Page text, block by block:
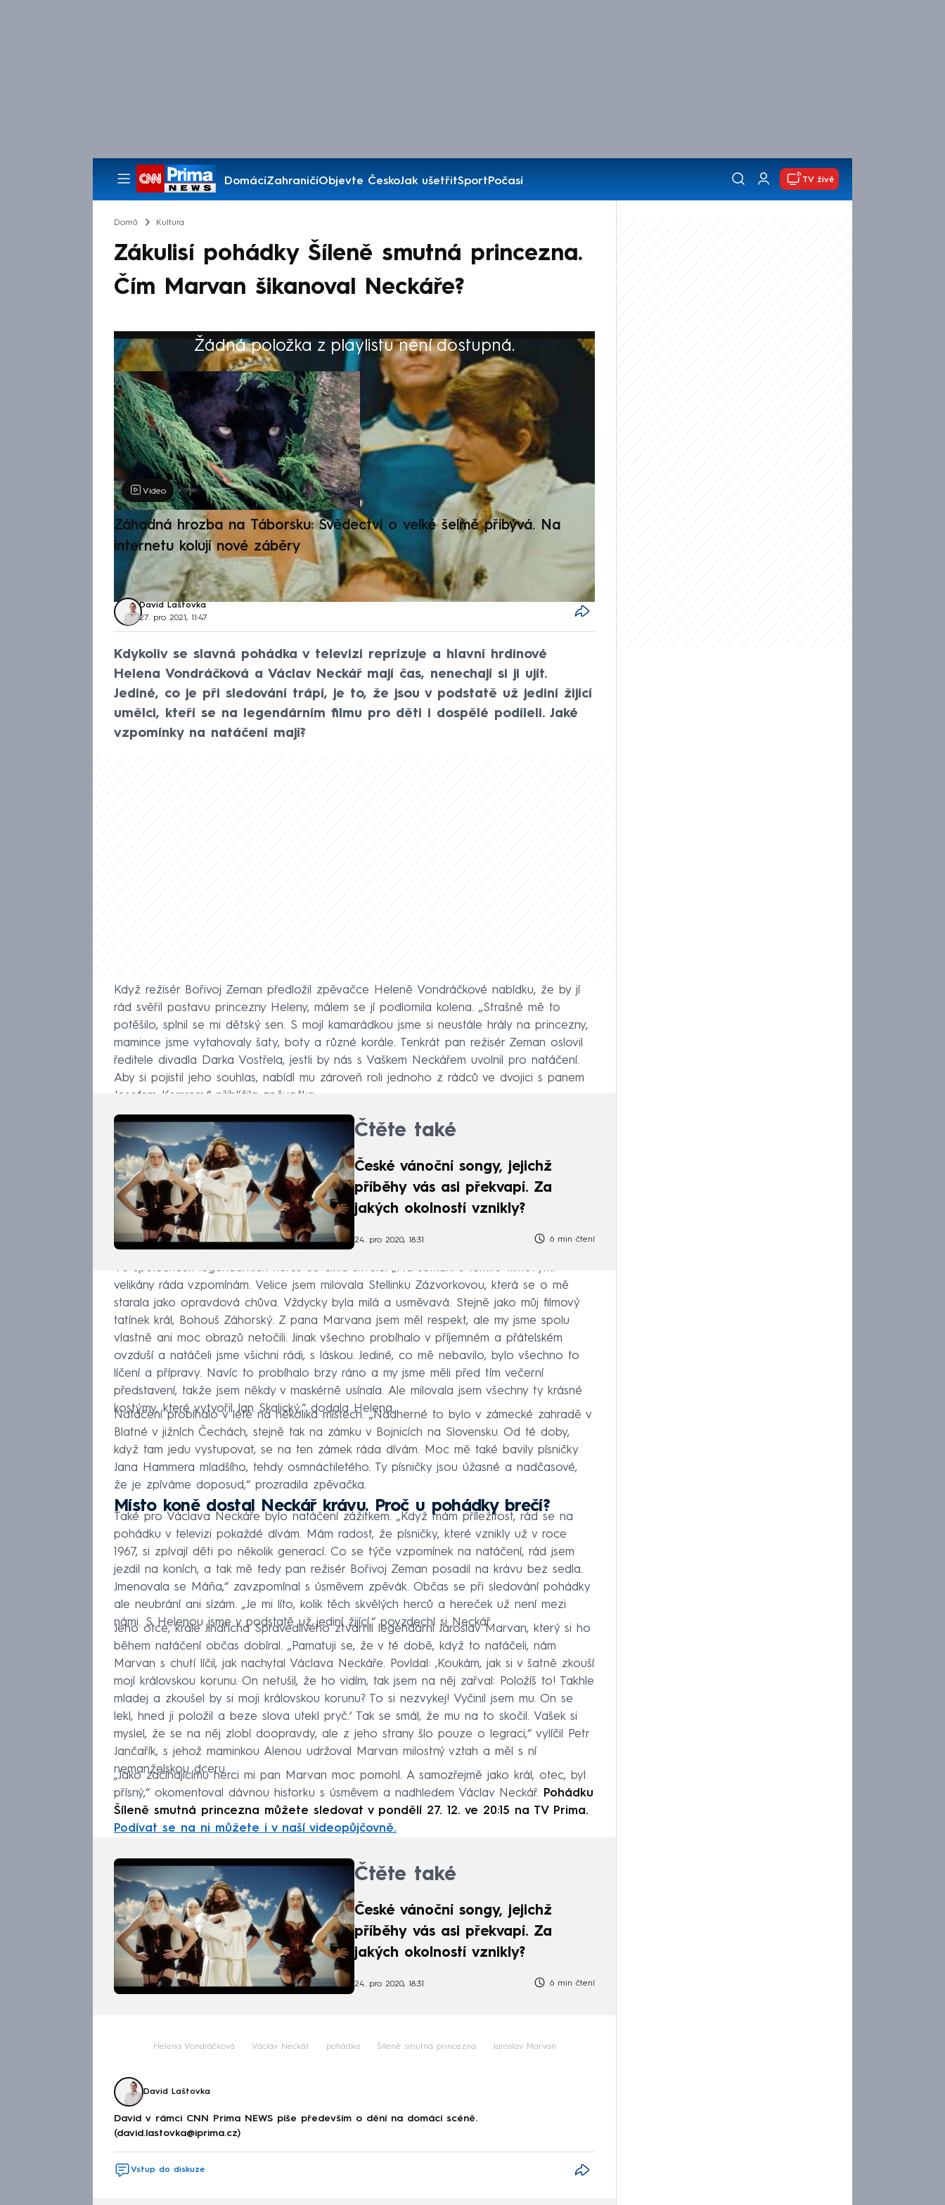
DomácíZahraničíObjevte ČeskoJak ušetřitSportPočasí
Pořady
TV živě
Domů Kultura
Zákulisí pohádky Šíleně smutná princezna.
Čím Marvan šikanoval Neckáře?
Žádná položka z playlistu není dostupná.
Výběr redakce
Video
Záhadná hrozba na Táborsku: Svědectví o velké šelmě přibývá. Na
internetu kolují nové záběry
David Laštovka
27. pro 2021, 11:47
Kdykoliv se slavná pohádka v televizi reprízuje a hlavní hrdinové
Helena Vondráčková a Václav Neckář mají čas, nenechají si ji ujít.
Jediné, co je při sledování trápí, je to, že jsou v podstatě už jediní žijící
umělci, kteří se na legendárním filmu pro děti i dospělé podíleli. Jaké
vzpomínky na natáčení mají?
Když režisér Bořivoj Zeman předložil zpěvačce Heleně Vondráčkové nabídku, že by jí
rád svěřil postavu princezny Heleny, málem se jí podlomila kolena. „Strašně mě to
potěšilo, splnil se mi dětský sen. S mojí kamarádkou jsme si neustále hrály na princezny,
mamince jsme vytahovaly šaty, boty a různé korále. Tenkrát pan režisér Zeman oslovil
ředitele divadla Darka Vostřela, jestli by nás s Vaškem Neckářem uvolnil pro natáčení.
Aby si pojistil jeho souhlas, nabídl mu zároveň roli jednoho z rádců ve dvojici s panem
Josefem Kemrem,“ přiblížila zpěvačka.
Čtěte také
České vánoční songy, jejichž
příběhy vás asi překvapí. Za
jakých okolností vznikly?
24. pro 2020, 18:31 6 min čtení
Ve společnosti legendárních herců se cítila skvěle. „Na setkání s těmito filmovými
velikány ráda vzpomínám. Velice jsem milovala Stellinku Zázvorkovou, která se o mě
starala jako opravdová chůva. Vždycky byla milá a usměvavá. Stejně jako můj filmový
tatínek král, Bohouš Záhorský. Z pana Marvana jsem měl respekt, ale my jsme spolu
vlastně ani moc obrazů netočili. Jinak všechno probíhalo v příjemném a přátelském
ovzduší a natáčeli jsme všichni rádi, s láskou. Jediné, co mě nebavilo, bylo všechno to
líčení a přípravy. Navíc to probíhalo brzy ráno a my jsme měli před tím večerní
představení, takže jsem někdy v maskérně usínala. Ale milovala jsem všechny ty krásné
kostýmy, které vytvořil Jan Skalický,“ dodala Helena.
Natáčení probíhalo v létě na několika místech. „Nádherné to bylo v zámecké zahradě v
Blatné v jižních Čechách, stejně tak na zámku v Bojnicích na Slovensku. Od té doby,
když tam jedu vystupovat, se na ten zámek ráda dívám. Moc mě také bavily písničky
Jana Hammera mladšího, tehdy osmnáctiletého. Ty písničky jsou úžasné a nadčasové,
že je zpíváme doposud,“ prozradila zpěvačka.
Místo koně dostal Neckář krávu. Proč u pohádky brečí?
Také pro Václava Neckáře bylo natáčení zážitkem. „Když mám příležitost, rád se na
pohádku v televizi pokaždé dívám. Mám radost, že písničky, které vznikly už v roce
1967, si zpívají děti po několik generací. Co se týče vzpomínek na natáčení, rád jsem
jezdil na koních, a tak mě tedy pan režisér Bořivoj Zeman posadil na krávu bez sedla.
Jmenovala se Máňa,“ zavzpomínal s úsměvem zpěvák. Občas se při sledování pohádky
ale neubrání ani slzám. „Je mi líto, kolik těch skvělých herců a hereček už není mezi
námi. S Helenou jsme v podstatě už jediní žijící,“ povzdechl si Neckář.
Jeho otce, krále Jindřicha Spravedlivého ztvárnil legendární Jaroslav Marvan, který si ho
během natáčení občas dobíral. „Pamatuji se, že v té době, když to natáčeli, nám
Marvan s chutí líčil, jak nachytal Václava Neckáře. Povídal: ‚Koukám, jak si v šatně zkouší
mojí královskou korunu. On netušil, že ho vidím, tak jsem na něj zařval: Položíš to! Takhle
mladej a zkoušel by si moji královskou korunu? To si nezvykej! Vyčinil jsem mu. On se
lekl, hned ji položil a beze slova utekl pryč.‘ Tak se smál, že mu na to skočil. Vašek si
myslel, že se na něj zlobí doopravdy, ale z jeho strany šlo pouze o legraci,“ vylíčil Petr
Jančařík, s jehož maminkou Alenou udržoval Marvan milostný vztah a měl s ní
nemanželskou dceru.
„Jako začínajícímu herci mi pan Marvan moc pomohl. A samozřejmě jako král, otec, byl
přísný,“ okomentoval dávnou historku s úsměvem a nadhledem Václav Neckář. Pohádku
Šíleně smutná princezna můžete sledovat v pondělí 27. 12. ve 20:15 na TV Prima.
Podívat se na ni můžete i v naší videopůjčovně.
Čtěte také
České vánoční songy, jejichž
příběhy vás asi překvapí. Za
jakých okolností vznikly?
24. pro 2020, 18:31 6 min čtení
Helena Vondráčková Václav Neckář pohádka Šíleně smutná princezna Jaroslav Marvan
David Laštovka
David v rámci CNN Prima NEWS píše především o dění na domácí scéně.
(david.lastovka@iprima.cz)
Vstup do diskuze